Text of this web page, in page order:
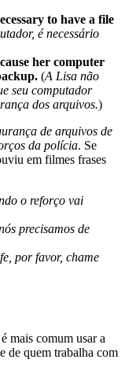
to have a file
é necessário
her computer
(A Lisa não
seu computador
dos arquivos.)
de arquivos de
da polícia. Se
em filmes frases
o reforço vai
precisamos de
por favor, chame
mais comum usar a
de quem trabalha com